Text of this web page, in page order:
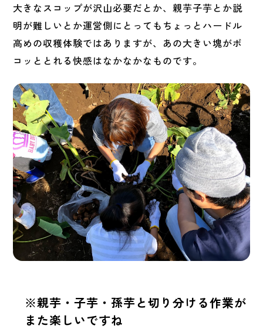
大きなスコップが沢山必要だとか、親芋子芋とか説
明が難しいとか運営側にとってもちょっとハードル
高めの収穫体験ではありますが、あの大きい塊がボ
コッととれる快感はなかなかなものです。
※親芋・子芋・孫芋と切り分ける作業が
また楽しいですね